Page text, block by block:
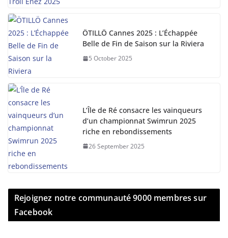
ÖTILLÖ Cannes 2025 : L’Échappée
Belle de Fin de Saison sur la Riviera
5 October 2025
L’Île de Ré consacre les vainqueurs
d’un championnat Swimrun 2025
riche en rebondissements
26 September 2025
Rejoignez notre communauté 9000 membres sur
Facebook